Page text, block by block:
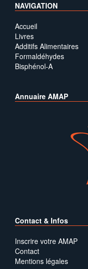
NAVIGATION
Accueil
Livres
Additifs Alimentaires
Formaldéhydes
Bisphénol-A
Annuaire AMAP
Contact & Infos
Inscrire votre AMAP
Contact
Mentions légales